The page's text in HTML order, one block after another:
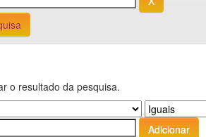
o resultado da pesquisa.